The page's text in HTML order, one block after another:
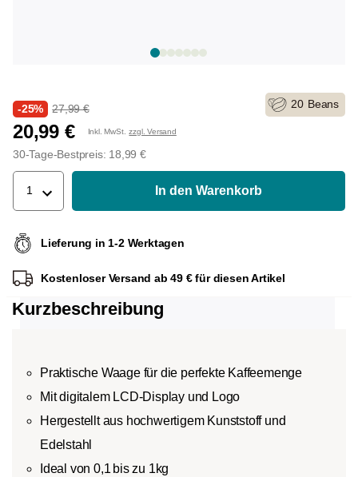
-25% 27,99 €
20,99 € Inkl. MwSt. zzgl. Versand
30-Tage-Bestpreis: 18,99 €
20 Beans
1 In den Warenkorb
Lieferung in 1-2 Werktagen
Kostenloser Versand ab 49 € für diesen Artikel
Kurzbeschreibung
Praktische Waage für die perfekte Kaffeemenge
Mit digitalem LCD-Display und Logo
Hergestellt aus hochwertigem Kunststoff und
Edelstahl
Ideal von 0,1 bis zu 1kg